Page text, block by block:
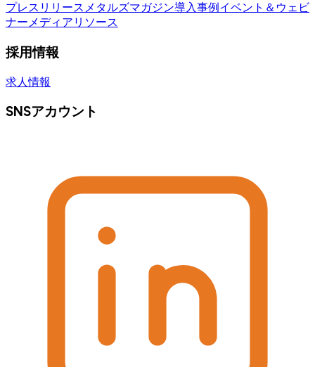
プレスリリース メタルズマガジン導入事例イベント＆ウェビ
ナーメディアリソース
採用情報
求人情報
SNSアカウント